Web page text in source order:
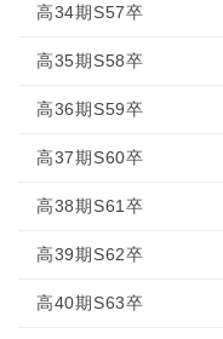
高34期S57卒
高35期S58卒
高36期S59卒
高37期S60卒
高38期S61卒
高39期S62卒
高40期S63卒